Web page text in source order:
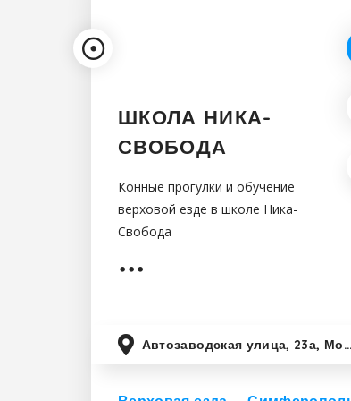
ШКОЛА НИКА-
СВОБОДА
Конные прогулки и обучение
верховой езде в школе Ника-
Свобода
Автозаводская улица, 23а, Москва, Россия